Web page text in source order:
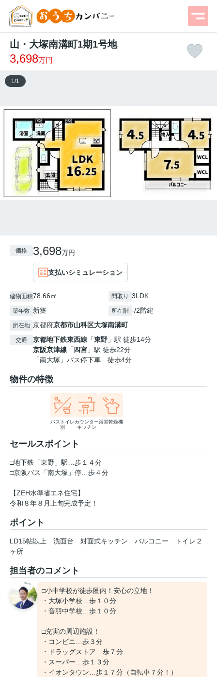
山・大塚南溝町1期1号地
3,698万円
1 /1
価格 3,698万円
支払いシミュレーション
建物面積78.66㎡ 間取り 3LDK
築年数 新築 所在階 -/2階建
所在地 京都府京都市山科区大塚南溝町
交通 京都地下鉄東西線 「東野 」駅 徒歩14分
京阪京津線 「 四宮 」駅 徒歩22分
「南大塚」バス停下車 徒歩4分
物件の特徴
バストイレ
別
カウンター
キッチン
浴室乾燥機
セールスポイント
□地下鉄「東野」駅…歩１４分
□京阪バス「南大塚」停…歩４分
【ZEH水準省エネ住宅】
令和８年８月上旬完成予定！
ポイント
LD15帖以上 洗面台 対面式キッチン バルコニー
トイレ２
ヶ所
担当者のコメント
□小中学校が徒歩圏内！安心の立地！
・大塚小学校…歩１０分
・音羽中学校…歩１０分
□充実の周辺施設！
・コンビニ…歩３分
・ドラッグストア…歩７分
・スーパー…歩１３分
・イオンタウン…歩１７分（自転車７分！）